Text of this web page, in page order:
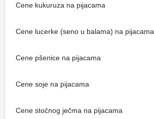
Cene kukuruza na pijacama
Cene lucerke (seno u balama) na pijacama
Cene pšenice na pijacama
Cene soje na pijacama
Cene stočnog ječma na pijacama